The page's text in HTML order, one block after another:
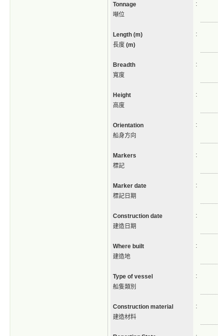
Tonnage
噸位
:
Length (m)
長度 (m)
:
Breadth
寬度
:
Height
高度
:
Orientation
船身方向
:
Markers
標記
:
Marker date
標記日期
:
Construction date
建造日期
:
Where built
建造地
:
Type of vessel
船隻類別
:
Construction material
建造材料
: